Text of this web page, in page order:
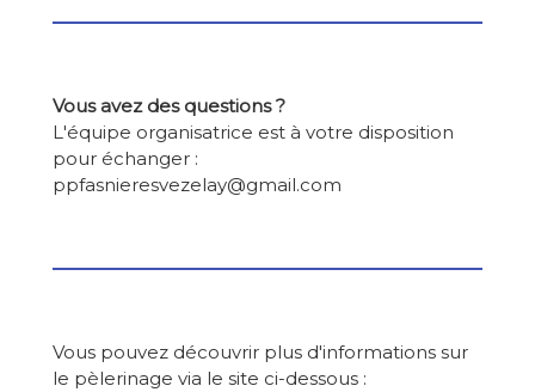
Vous avez des questions ?
L'équipe organisatrice est à votre disposition
pour échanger :
ppfasnieresvezelay@gmail.com
Vous pouvez découvrir plus d'informations sur
le pèlerinage via le site ci-dessous :